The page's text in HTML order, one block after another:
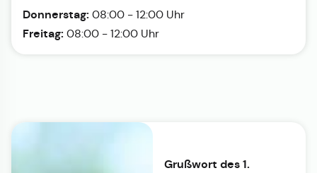
Donnerstag: 08:00 - 12:00 Uhr
Freitag: 08:00 - 12:00 Uhr
Grußwort des 1.